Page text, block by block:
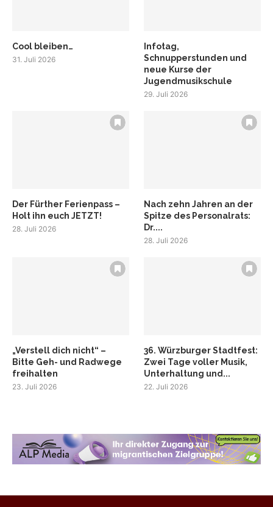
Cool bleiben…
31. Juli 2026
Infotag,
Schnupperstunden und
neue Kurse der
Jugendmusikschule
29. Juli 2026
Der Fürther Ferienpass –
Holt ihn euch JETZT!
28. Juli 2026
Nach zehn Jahren an der
Spitze des Personalrats:
Dr....
28. Juli 2026
„Verstell dich nicht“ –
Bitte Geh- und Radwege
freihalten
23. Juli 2026
36. Würzburger Stadtfest:
Zwei Tage voller Musik,
Unterhaltung und...
22. Juli 2026